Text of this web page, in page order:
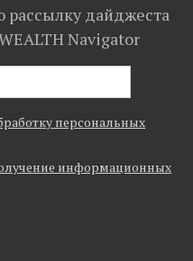
рассылку дайджеста
Navigator
персональных
информационных